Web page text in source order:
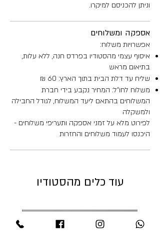
וניתן להכניסם למיקרו.
אספקה ומשלוחים
אפשרויות משלוח:
איסוף עצמי מהסטודיו בפרדס חנה, ללא עלות,
בתיאום מראש
שליח עד דלת הבית בתוך הארץ: 60 ₪
משלוח לחו"ל: המחיר נקבע בידי חברת
המשלוחים בהתאם ליעד המשלוח, לגודל החבילה
ולמשקלה
לפירוט מלא על זמני אספקה ותעריפי משלוחים -
היכנסו לעמוד משלוחים והחזרות
עוד כלים מהסטודיו